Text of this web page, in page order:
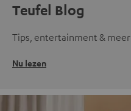
Teufel Blog
Tips, entertainment & meer
Nu lezen